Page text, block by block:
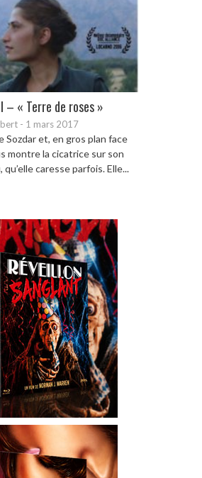
– « Terre de roses »
- 1 mars 2017
Sozdar et, en gros plan face
montre la cicatrice sur son
qu’elle caresse parfois. Elle...